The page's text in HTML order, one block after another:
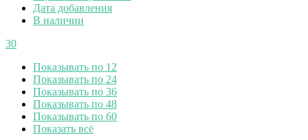
Дата добавления
В наличии
30
Показывать по 12
Показывать по 24
Показывать по 36
Показывать по 48
Показывать по 60
Показать всё